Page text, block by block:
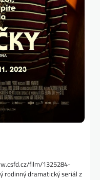
film/1325284-
rodinný dramatický seriál z